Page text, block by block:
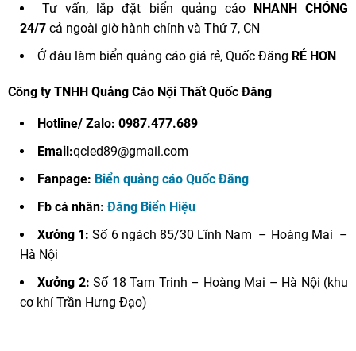
Tư vấn, lắp đặt biển quảng cáo NHANH CHÓNG
24/7 cả ngoài giờ hành chính và Thứ 7, CN
Ở đâu làm biển quảng cáo giá rẻ, Quốc Đăng RẺ HƠN
Công ty TNHH Quảng Cáo Nội Thất Quốc Đăng
Hotline/ Zalo: 0987.477.689
Email:qcled89@gmail.com
Fanpage: Biển quảng cáo Quốc Đăng
Fb cá nhân:Đăng Biển Hiệu
Xưởng 1:Số 6 ngách 85/30 Lĩnh Nam – Hoàng Mai –
Hà Nội
Xưởng 2:Số 18 Tam Trinh – Hoàng Mai – Hà Nội (khu
cơ khí Trần Hưng Đạo)